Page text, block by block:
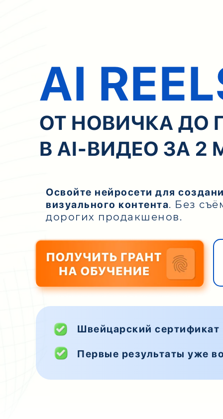
ОТ НОВИЧКА ДО
В AI-ВИДЕО ЗА 2
AI
Швейцарский
Первые результаты уже
Освойте нейросети для
визуального контента. Без
дорогих продакшенов.